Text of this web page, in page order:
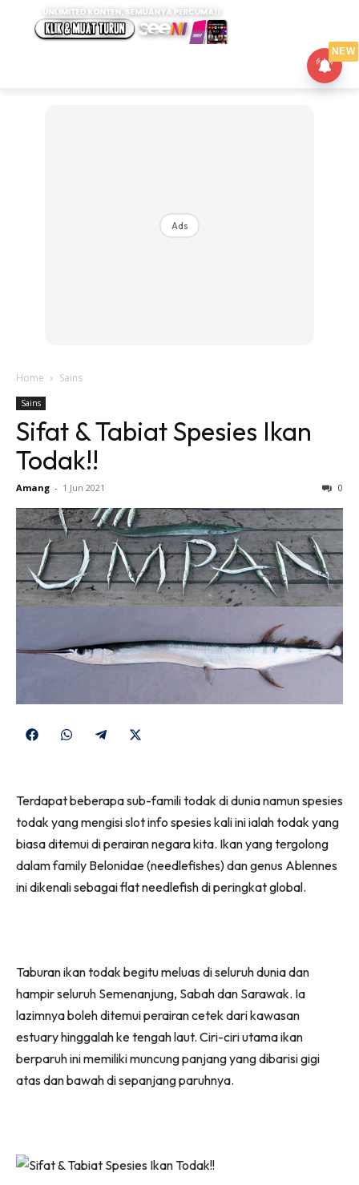
Ads
Home Sains
Sains
Sifat & Tabiat Spesies Ikan
Todak!!
Amang - 1 Jun 2021 0
Share
Share
Share
(Twitter)
Terdapat beberapa sub-famili todak di dunia namun spesies
todak yang mengisi slot info spesies kali ini ialah todak yang
biasa ditemui di perairan negara kita. Ikan yang tergolong
dalam family Belonidae (needlefishes) dan genus Ablennes
ini dikenali sebagai flat needlefish di peringkat global.
Taburan ikan todak begitu meluas di seluruh dunia dan
hampir seluruh Semenanjung, Sabah dan Sarawak. Ia
lazimnya boleh ditemui perairan cetek dari kawasan
estuary hinggalah ke tengah laut. Ciri-ciri utama ikan
berparuh ini memiliki muncung panjang yang dibarisi gigi
atas dan bawah di sepanjang paruhnya.
NEW